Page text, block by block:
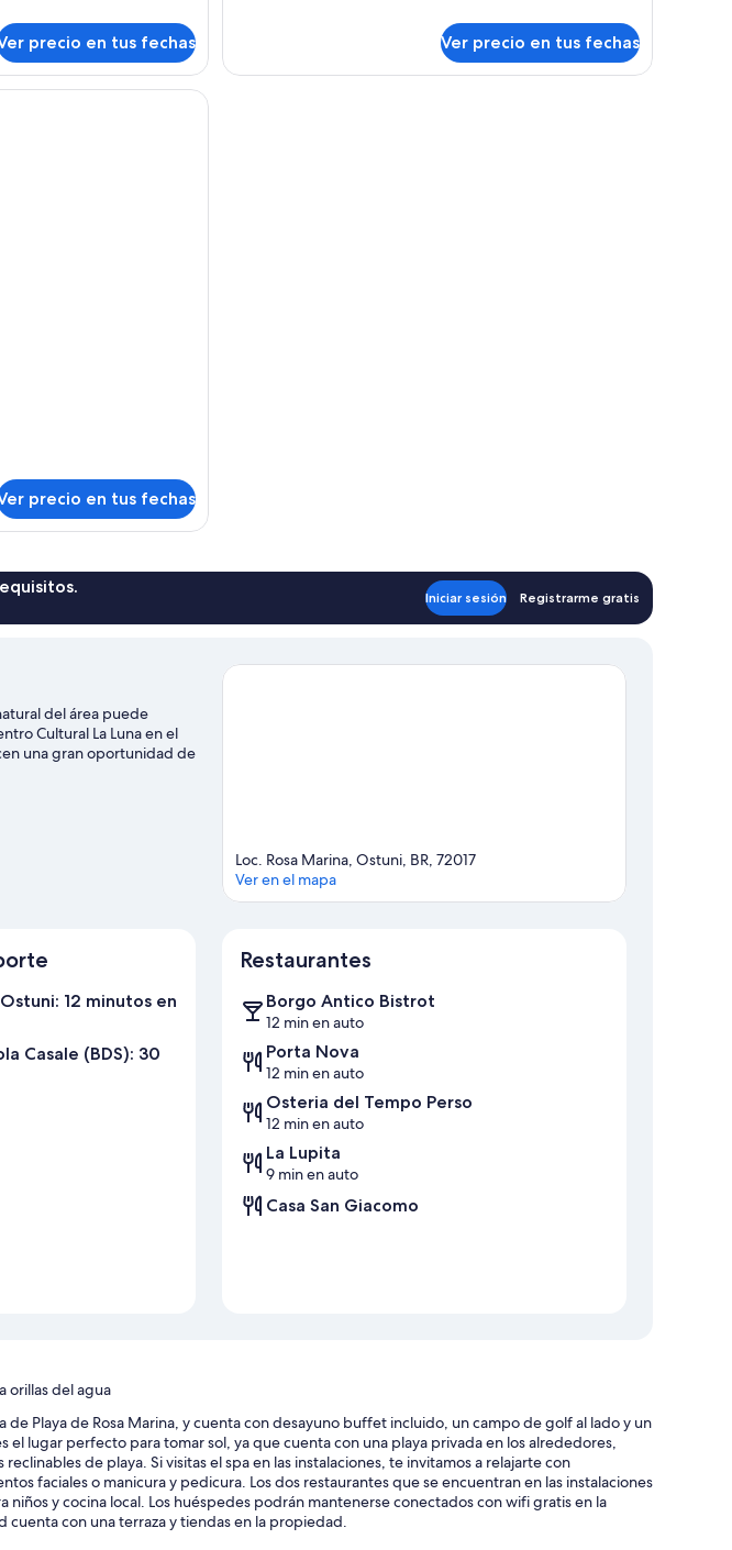
precio en tus fechas Ver precio en tus fechas
precio en tus fechas
Iniciar sesión Registrarme gratis
del área puede
Cultural La Luna en el
una gran oportunidad de
en los alrededores.
Loc. Rosa Marina, Ostuni, BR, 72017
Ver en el mapa
12 minutos en
Casale (BDS): 30
Restaurantes
Borgo Antico Bistrot
12 min en auto
Porta Nova
12 min en auto
Osteria del Tempo Perso
12 min en auto
La Lupita
9 min en auto
Casa San Giacomo
orillas del agua
de Playa de Rosa Marina, y cuenta con desayuno buffet incluido, un campo de golf al lado y un
el lugar perfecto para tomar sol, ya que cuenta con una playa privada en los alrededores,
reclinables de playa. Si visitas el spa en las instalaciones, te invitamos a relajarte con
faciales o manicura y pedicura. Los dos restaurantes que se encuentran en las instalaciones
niños y cocina local. Los huéspedes podrán mantenerse conectados con wifi gratis en la
cuenta con una terraza y tiendas en la propiedad.